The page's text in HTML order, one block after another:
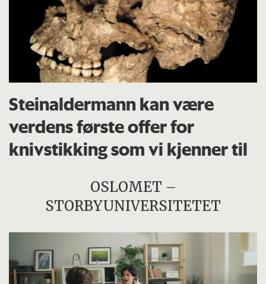
Steinaldermann kan være
verdens første offer for
knivstikking som vi kjenner til
OSLOMET –
STORBYUNIVERSITETET